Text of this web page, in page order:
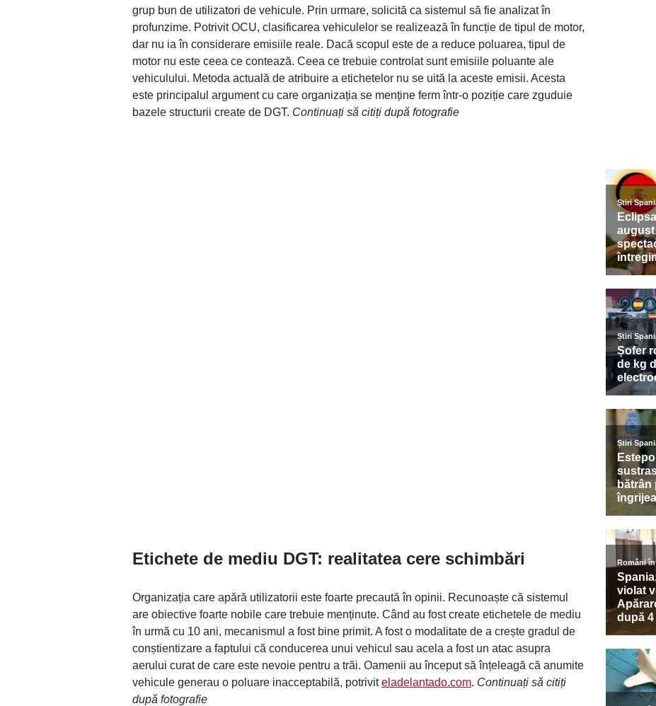
grup bun de utilizatori de vehicule. Prin urmare, solicită ca sistemul să fie analizat în
profunzime. Potrivit OCU, clasificarea vehiculelor se realizează în funcție de tipul de motor,
dar nu ia în considerare emisiile reale. Dacă scopul este de a reduce poluarea, tipul de
motor nu este ceea ce contează. Ceea ce trebuie controlat sunt emisiile poluante ale
vehiculului. Metoda actuală de atribuire a etichetelor nu se uită la aceste emisii. Acesta
este principalul argument cu care organizația se menține ferm într-o poziție care zguduie
bazele structurii create de DGT. Continuați să citiți după fotografie
Etichete de mediu DGT: realitatea cere schimbări
Organizația care apără utilizatorii este foarte precaută în opinii. Recunoaște că sistemul
are obiective foarte nobile care trebuie menținute. Când au fost create etichetele de mediu
în urmă cu 10 ani, mecanismul a fost bine primit. A fost o modalitate de a crește gradul de
conștientizare a faptului că conducerea unui vehicul sau acela a fost un atac asupra
aerului curat de care este nevoie pentru a trăi. Oamenii au început să înțeleagă că anumite
vehicule generau o poluare inacceptabilă, potriviteladelantado.com. Continuați să citiți
după fotografie